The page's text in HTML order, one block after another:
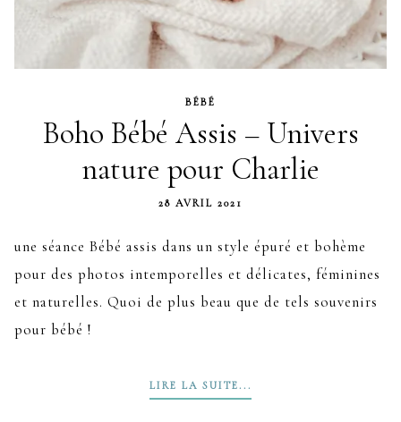
BÉBÉ
Boho Bébé Assis – Univers
nature pour Charlie
28 AVRIL 2021
une séance Bébé assis dans un style épuré et bohème
pour des photos intemporelles et délicates, féminines
et naturelles. Quoi de plus beau que de tels souvenirs
pour bébé !
LIRE LA SUITE...